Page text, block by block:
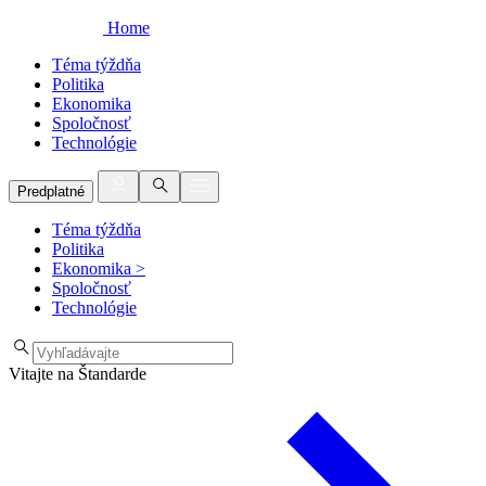
Home
Téma týždňa
Politika
Ekonomika
Spoločnosť
Technológie
Predplatné
Téma týždňa
Politika
Ekonomika >
Spoločnosť
Technológie
Vitajte na Štandarde